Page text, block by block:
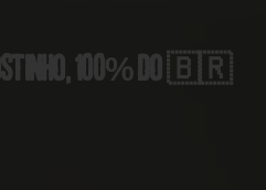
100% do 🇧🇷